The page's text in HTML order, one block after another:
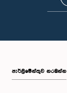
පාර්ලි‌මේන්තුව නරඹන්න